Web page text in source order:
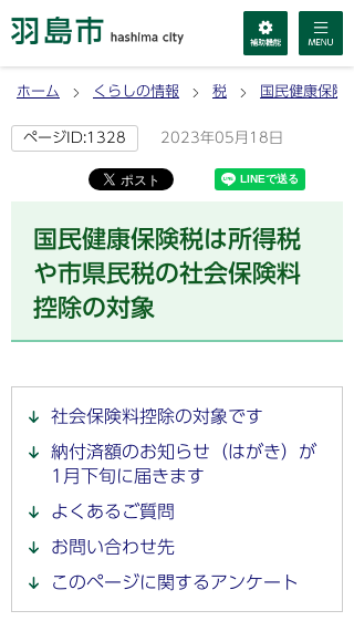
ホーム くらしの情報 税 国民健康保険税
ページID:1328 2023年05月18日
国民健康保険税は所得税
や市県民税の社会保険料
控除の対象
社会保険料控除の対象です
納付済額のお知らせ（はがき）が
1月下旬に届きます
よくあるご質問
お問い合わせ先
このページに関するアンケート